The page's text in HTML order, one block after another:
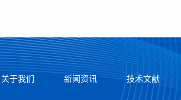
关于我们 新闻资讯 技术文献